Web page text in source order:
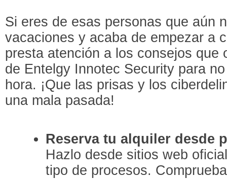
Si eres de esas personas que aún
vacaciones y acaba de empezar a
presta atención a los consejos que
de Entelgy Innotec Security para
hora. ¡Que las prisas y los
una mala pasada!
Reserva tu alquiler desde
Hazlo desde sitios web
tipo de procesos.